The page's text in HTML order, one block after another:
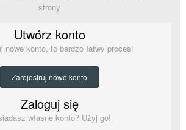
strony
Utwórz konto
nowe konto, to bardzo łatwy proces!
Zarejestruj nowe konto
Zaloguj się
własne konto? Użyj go!